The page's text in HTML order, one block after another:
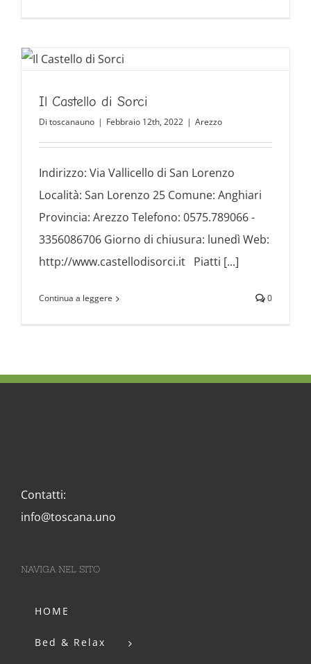
Il Castello di Sorci
Di toscanauno | Febbraio 12th, 2022 | Arezzo
Indirizzo: Via Vallicello di San Lorenzo
Località: San Lorenzo 25 Comune: Anghiari
Provincia: Arezzo Telefono: 0575.789066 -
3356086706 Giorno di chiusura: lunedì Web:
http://www.castellodisorci.it Piatti [...]
Continua a leggere 0
Contatti:
info@toscana.uno
NAVIGA NEL SITO
HOME
Bed & Relax